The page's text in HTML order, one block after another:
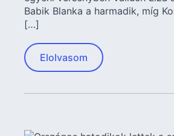
Babik Blanka a harmadik, míg
[…]
Elolvasom